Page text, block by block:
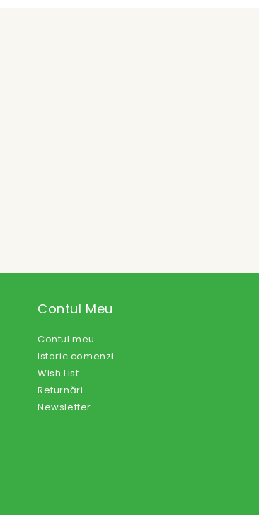
Contul Meu
Contul meu
Istoric comenzi
Wish List
Returnări
Newsletter